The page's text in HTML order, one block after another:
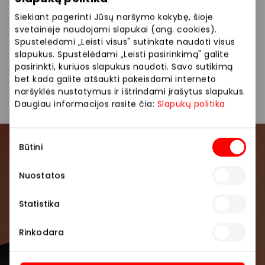
Siekiant pagerinti Jūsų naršymo kokybę, šioje
svetainėje naudojami slapukai (ang. cookies).
Spustelėdami „Leisti visus" sutinkate naudoti visus
slapukus. Spustelėdami „Leisti pasirinkimą" galite
pasirinkti, kuriuos slapukus naudoti. Savo sutikimą
bet kada galite atšaukti pakeisdami interneto
naršyklės nustatymus ir ištrindami įrašytus slapukus.
Daugiau informacijos rasite čia: Slapukų politika
pasirinkimas
Būtini
Nuostatos
Statistika
Rinkodara
Siūlome platų prekių pasirinkimą: laisvalaikio batai,
sportbačiai, auliniai, basutės, rankinės.
Avalynė ir galanterija Parduotuvės
Pirmieji sužinokite apie geriausius pasiūlymus,